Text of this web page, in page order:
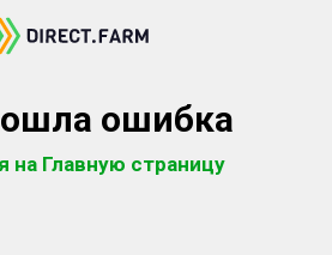
ошибка
на Главную страницу